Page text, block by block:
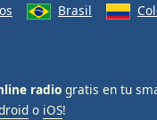
Brasil
radio gratis en tu
o iOS!